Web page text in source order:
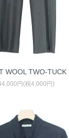
WOOL TWO-TUCK
円(税4,000円)